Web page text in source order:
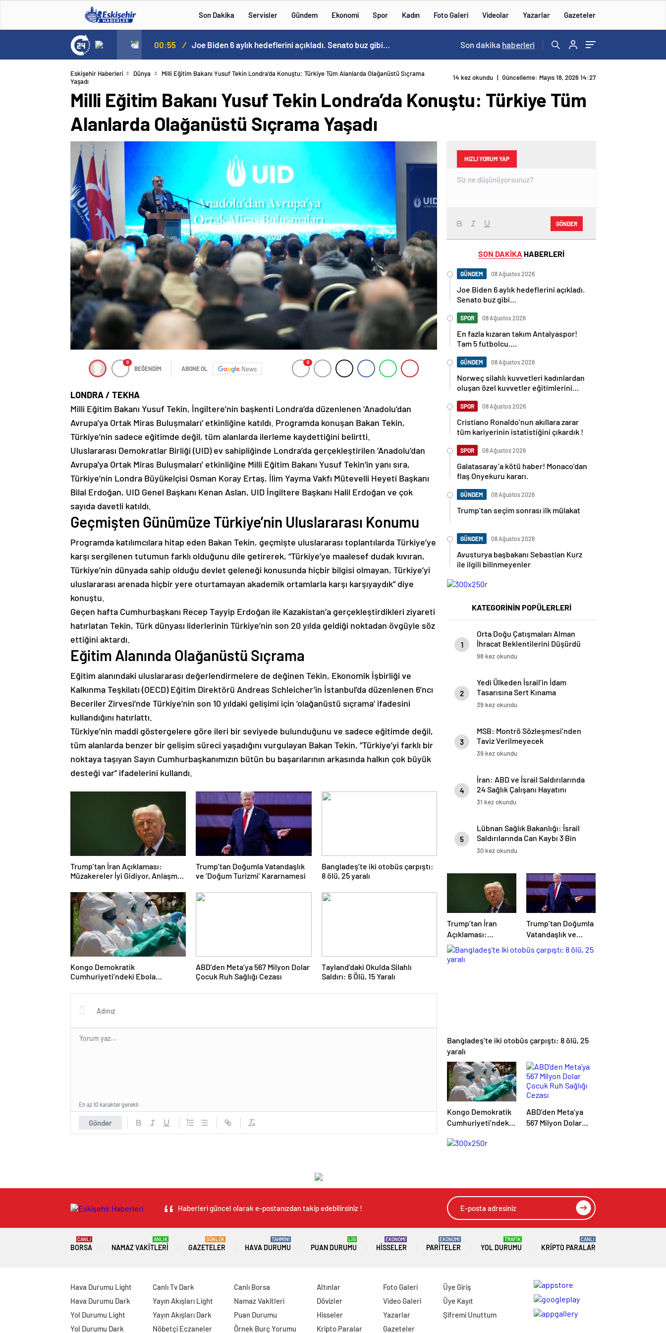
Son Dakika Servisler Gündem Ekonomi Spor Kadın Foto Galeri Videolar Yazarlar Gazeteler
Senato buz gibi… 23:55 / En fazla kızaran takım Antalyaspor! Tam 5 futbolcu…. 15:21 /
Son dakika haberleri
Eskişehir Haberleri Dünya
Milli Eğitim Bakanı Yusuf Tekin Londra’da Konuştu: Türkiye Tüm Alanlarda Olağanüstü Sıçrama
Yaşadı
14 kez okundu | Güncelleme: Mayıs 18, 2026 14:27
Milli Eğitim Bakanı Yusuf Tekin Londra’da Konuştu: Türkiye Tüm
Alanlarda Olağanüstü Sıçrama Yaşadı
0
BEĞENDİM ABONE OL News
0
LONDRA / TEKHA
Milli Eğitim Bakanı Yusuf Tekin, İngiltere’nin başkenti Londra’da düzenlenen ‘Anadolu’dan
Avrupa’ya Ortak Miras Buluşmaları’ etkinliğine katıldı. Programda konuşan Bakan Tekin,
Türkiye’nin sadece eğitimde değil, tüm alanlarda ilerleme kaydettiğini belirtti.
Uluslararası Demokratlar Birliği (UID) ev sahipliğinde Londra’da gerçekleştirilen ‘Anadolu’dan
Avrupa’ya Ortak Miras Buluşmaları’ etkinliğine Milli Eğitim Bakanı Yusuf Tekin’in yanı sıra,
Türkiye’nin Londra Büyükelçisi Osman Koray Ertaş, İlim Yayma Vakfı Mütevelli Heyeti Başkanı
Bilal Erdoğan, UID Genel Başkanı Kenan Aslan, UID İngiltere Başkanı Halil Erdoğan ve çok
sayıda davetli katıldı.
Geçmişten Günümüze Türkiye’nin Uluslararası Konumu
Programda katılımcılara hitap eden Bakan Tekin, geçmişte uluslararası toplantılarda Türkiye’ye
karşı sergilenen tutumun farklı olduğunu dile getirerek, “Türkiye’ye maalesef dudak kıvıran,
Türkiye’nin dünyada sahip olduğu devlet geleneği konusunda hiçbir bilgisi olmayan, Türkiye’yi
uluslararası arenada hiçbir yere oturtamayan akademik ortamlarla karşı karşıyaydık” diye
konuştu.
Geçen hafta Cumhurbaşkanı Recep Tayyip Erdoğan ile Kazakistan’a gerçekleştirdikleri ziyareti
hatırlatan Tekin, Türk dünyası liderlerinin Türkiye’nin son 20 yılda geldiği noktadan övgüyle söz
ettiğini aktardı.
Eğitim Alanında Olağanüstü Sıçrama
Eğitim alanındaki uluslararası değerlendirmelere de değinen Tekin, Ekonomik İşbirliği ve
Kalkınma Teşkilatı (OECD) Eğitim Direktörü Andreas Schleicher’in İstanbul’da düzenlenen 6’ncı
Beceriler Zirvesi’nde Türkiye’nin son 10 yıldaki gelişimi için ‘olağanüstü sıçrama’ ifadesini
kullandığını hatırlattı.
Türkiye’nin maddi göstergelere göre ileri bir seviyede bulunduğunu ve sadece eğitimde değil,
tüm alanlarda benzer bir gelişim süreci yaşadığını vurgulayan Bakan Tekin, “Türkiye’yi farklı bir
noktaya taşıyan Sayın Cumhurbaşkanımızın bütün bu başarılarının arkasında halkın çok büyük
desteği var” ifadelerini kullandı.
Trump’tan İran Açıklaması:
Müzakereler İyi Gidiyor, Anlaşma
Trump’tan Doğumla Vatandaşlık
ve ‘Doğum Turizmi’ Kararnamesi
Bangladeş’te iki otobüs çarpıştı:
8 ölü, 25 yaralı
Kongo Demokratik
Cumhuriyeti’ndeki Ebola
ABD’den Meta’ya 567 Milyon Dolar
Çocuk Ruh Sağlığı Cezası
Tayland’daki Okulda Silahlı
Saldırı: 6 Ölü, 15 Yaralı
Gönder
En az 10 karakter gerekli
HIZLI YORUM YAP
GÖNDER
SON DAKİKA HABERLERİ
GÜNDEM 08 Ağustos 2026
Joe Biden 6 aylık hedeflerini açıkladı.
Senato buz gibi…
SPOR 08 Ağustos 2026
En fazla kızaran takım Antalyaspor!
Tam 5 futbolcu….
GÜNDEM 08 Ağustos 2026
Norweç silahlı kuvvetleri kadınlardan
oluşan özel kuvvetler eğitimlerini
SPOR 08 Ağustos 2026
Cristiano Ronaldo’nun akıllara zarar
tüm kariyerinin istatistiğini çıkardık !
SPOR 08 Ağustos 2026
Galatasaray’a kötü haber! Monaco’dan
flaş Onyekuru kararı.
GÜNDEM 08 Ağustos 2026
Trump’tan seçim sonrası ilk mülakat
GÜNDEM 08 Ağustos 2026
Avusturya başbakanı Sebastian Kurz
ile ilgili bilinmeyenler
KATEGORİNİN POPÜLERLERİ
1
Orta Doğu Çatışmaları Alman
İhracat Beklentilerini Düşürdü
98 kez okundu
2
Yedi Ülkeden İsrail’in İdam
Tasarısına Sert Kınama
39 kez okundu
3
MSB: Montrö Sözleşmesi’nden
Taviz Verilmeyecek
39 kez okundu
4
İran: ABD ve İsrail Saldırılarında
24 Sağlık Çalışanı Hayatını
Kaybetti
31 kez okundu
5
Lübnan Sağlık Bakanlığı: İsrail
Saldırılarında Can Kaybı 3 Bin
89’a Yükseldi
30 kez okundu
Trump’tan İran
Açıklaması:
Müzakereler İyi
Gidiyor, Anlaşma
Sağlanabilir
Trump’tan Doğumla
Vatandaşlık ve
‘Doğum Turizmi’
Kararnamesi
Bangladeş’te iki otobüs çarpıştı: 8 ölü, 25
yaralı
Kongo Demokratik
Cumhuriyeti’ndeki
Can Kaybı Arttı
ABD’den Meta’ya
567 Milyon Dolar
Haberleri güncel olarak e-postanızdan takip edebilirsiniz !
BORSA
CANLI
NAMAZ VAKITLERI
ANLIK
GAZETELER
GÜNLÜK
HAVA DURUMU
TAHMİNİ
PUAN DURUMU
LİG
HISSELER
EKONOMİ
PARITELER
EKONOMİ
YOL DURUMU
TRAFİK
KRIPTO PARALAR
CANLI
Hava Durumu Light
Hava Durumu Dark
Yol Durumu Light
Yol Durumu Dark
Canlı Tv Dark
Yayın Akışları Light
Yayın Akışları Dark
Nöbetçi Eczaneler
Canlı Borsa
Namaz Vakitleri
Puan Durumu
Örnek Burç Yorumu
Altınlar
Dövizler
Hisseler
Kripto Paralar
Foto Galeri
Video Galeri
Yazarlar
Gazeteler
Üye Giriş
Üye Kayıt
Şifremi Unuttum